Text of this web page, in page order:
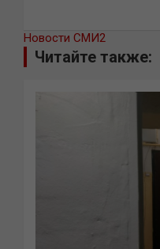
Новости СМИ2
Читайте также: